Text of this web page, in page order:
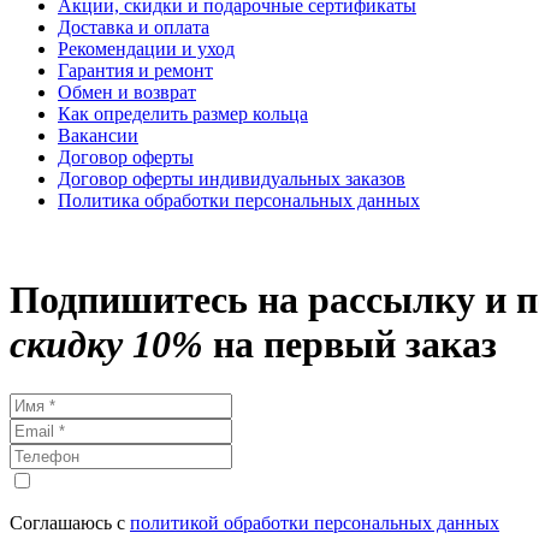
Акции, скидки и подарочные сертификаты
Доставка и оплата
Рекомендации и уход
Гарантия и ремонт
Обмен и возврат
Как определить размер кольца
Вакансии
Договор оферты
Договор оферты индивидуальных заказов
Политика обработки персональных данных
Подпишитесь на рассылку и
скидку 10% на первый заказ
Соглашаюсь с политикой обработки персональных данных